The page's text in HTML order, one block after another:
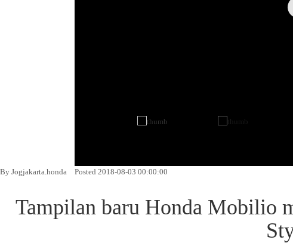
By Jogjakarta.honda Posted 2018-08-03 00:00:00
Tampilan baru Honda Mobilio